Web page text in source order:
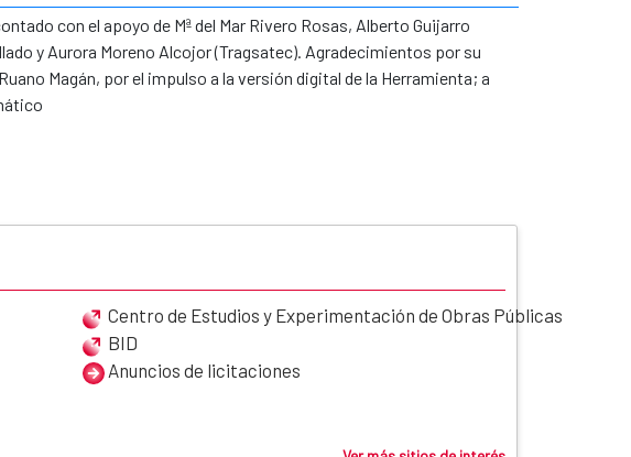
con el apoyo de Mª del Mar Rivero Rosas, Alberto Guijarro
y Aurora Moreno Alcojor (Tragsatec). Agradecimientos por su
Magán, por el impulso a la versión digital de la Herramienta; a
Centro de Estudios y Experimentación de Obras Públicas
BID
Anuncios de licitaciones